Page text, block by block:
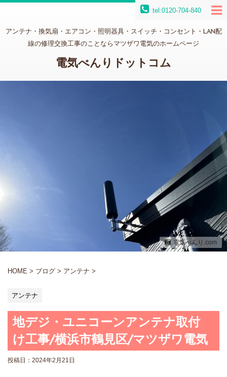
tel:0120-704-840
アンテナ・換気扇・エアコン・照明器具・スイッチ・コンセント・LAN配
線の修理交換工事のことならマツザワ電気のホームページ
電気べんりドットコム
電気べんり.com
HOME > ブログ > アンテナ >
アンテナ
地デジ・ユニコーンアンテナ取付
け工事/横浜市鶴見区/マツザワ電気
投稿日： 2024年2月21日